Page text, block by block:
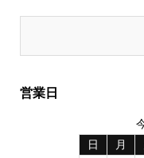
営業日
日
月